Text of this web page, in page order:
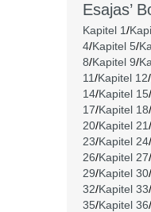
Esajas’
Kapitel 1/
4/Kapitel 5/
8/Kapitel 9/
11/Kapitel 12/
14/Kapitel 15/
17/Kapitel 18/
20/Kapitel 21/
23/Kapitel 24/
26/Kapitel 27/
29/Kapitel 30/
32/Kapitel 33/
35/Kapitel 36/